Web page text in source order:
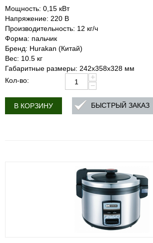
Мощность: 0,15 кВт
Напряжение: 220 В
Производительность: 12 кг/ч
Форма: пальчик
Бренд: Hurakan (Китай)
Вес: 10.5 кг
Габаритные размеры: 242x358x328 мм
Кол-во:
+
−
В КОРЗИНУ БЫСТРЫЙ ЗАКАЗ